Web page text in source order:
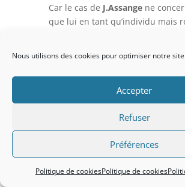
Nous utilisons des cookies pour optimiser notre
Accepter
Refuser
Préférences
Politique de cookiesPolitique de cookies
Car le cas de J.Assange ne
que lui en tant qu’individu mais
sur comment sont gérées les
réalité, derrière les coulisses.
l y a un aspect de la procédure
contre Julian Assange qui me
compris lorsqu’il comparait
avait eu du mal à prononcer